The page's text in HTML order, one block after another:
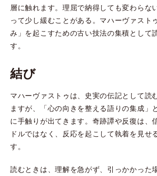
層に触れます。理屈で納得しても変わらな
って少し緩むことがある。マハーヴァスト
み」を起こすための古い技法の集積として
す。
結び
マハーヴァストゥは、史実の伝記として読
ますが、「心の向きを整える語りの集成」
に手触りが出てきます。奇跡譚や反復は、
ドルではなく、反応を起こして執着を見せ
す。
読むときは、理解を急がず、引っかかった